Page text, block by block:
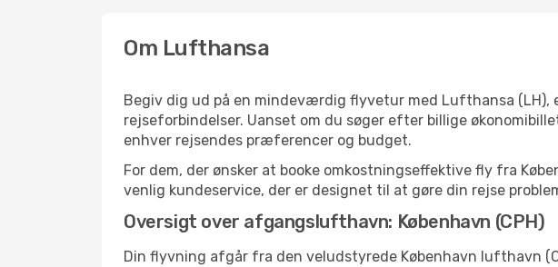
Om Lufthansa
Begiv dig ud på en mindeværdig flyvetur med Lufthansa
rejseforbindelser. Uanset om du søger efter billige
enhver rejsendes præferencer og budget.
For dem, der ønsker at booke omkostningseffektive fly fra
venlig kundeservice, der er designet til at gøre din rejse
Oversigt over afgangslufthavn: København (CPH)
Din flyvning afgår fra den veludstyrede København lufthavn